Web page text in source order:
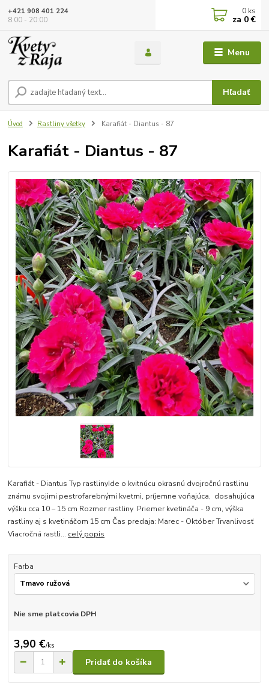
Menu
Hľadať
+421 908 401 224
8:00 - 20:00
0 ks
za 0 €
Úvod Rastliny všetky Karafiát - Diantus - 87
Karafiát - Diantus - 87
Karafiát - Diantus Typ rastlinyIde o kvitnúcu okrasnú dvojročnú rastlinu
známu svojimi pestrofarebnými kvetmi, príjemne voňajúca, dosahujúca
výšku cca 10 – 15 cm Rozmer rastliny Priemer kvetináča - 9 cm, výška
rastliny aj s kvetináčom 15 cm Čas predaja: Marec - Október Trvanlivosť
Viacročná rastli... celý popis
Farba
Nie sme platcovia DPH
3,90 €/ks
Pridať do košíka